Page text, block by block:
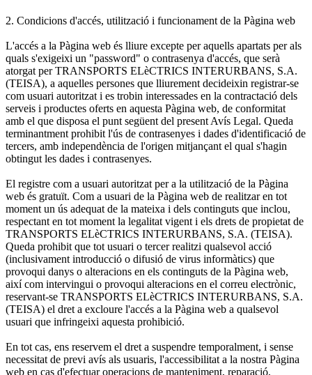
2. Condicions d'accés, utilització i funcionament de la Pàgina web
L'accés a la Pàgina web és lliure excepte per aquells apartats per als
quals s'exigeixi un "password" o contrasenya d'accés, que serà
atorgat per TRANSPORTS ELèCTRICS INTERURBANS, S.A.
(TEISA), a aquelles persones que lliurement decideixin registrar-se
com usuari autoritzat i es trobin interessades en la contractació dels
serveis i productes oferts en aquesta Pàgina web, de conformitat
amb el que disposa el punt següent del present Avís Legal. Queda
terminantment prohibit l'ús de contrasenyes i dades d'identificació de
tercers, amb independència de l'origen mitjançant el qual s'hagin
obtingut les dades i contrasenyes.
El registre com a usuari autoritzat per a la utilització de la Pàgina
web és gratuït. Com a usuari de la Pàgina web de realitzar en tot
moment un ús adequat de la mateixa i dels continguts que inclou,
respectant en tot moment la legalitat vigent i els drets de propietat de
TRANSPORTS ELèCTRICS INTERURBANS, S.A. (TEISA).
Queda prohibit que tot usuari o tercer realitzi qualsevol acció
(inclusivament introducció o difusió de virus informàtics) que
provoqui danys o alteracions en els continguts de la Pàgina web,
així com intervingui o provoqui alteracions en el correu electrònic,
reservant-se TRANSPORTS ELèCTRICS INTERURBANS, S.A.
(TEISA) el dret a excloure l'accés a la Pàgina web a qualsevol
usuari que infringeixi aquesta prohibició.
En tot cas, ens reservem el dret a suspendre temporalment, i sense
necessitat de previ avís als usuaris, l'accessibilitat a la nostra Pàgina
web en cas d'efectuar operacions de manteniment, reparació,